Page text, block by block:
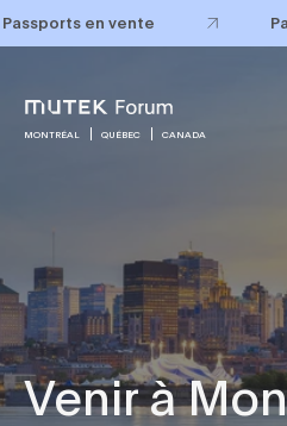
Passports en vente
MONTRÉAL QUÉBEC CANADA
Venir à